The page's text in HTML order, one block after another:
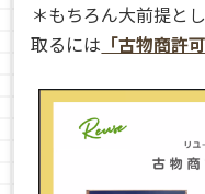
＊もちろん大前提と
取るには 「古物商許